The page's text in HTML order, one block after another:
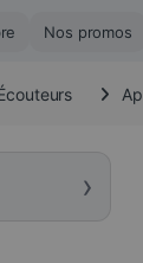
Nos promos
›